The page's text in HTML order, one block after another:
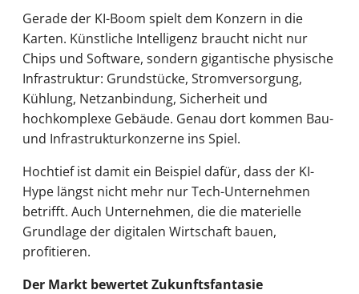
Gerade der KI-Boom spielt dem Konzern in die
Karten. Künstliche Intelligenz braucht nicht nur
Chips und Software, sondern gigantische physische
Infrastruktur: Grundstücke, Stromversorgung,
Kühlung, Netzanbindung, Sicherheit und
hochkomplexe Gebäude. Genau dort kommen Bau-
und Infrastrukturkonzerne ins Spiel.
Hochtief ist damit ein Beispiel dafür, dass der KI-
Hype längst nicht mehr nur Tech-Unternehmen
betrifft. Auch Unternehmen, die die materielle
Grundlage der digitalen Wirtschaft bauen,
profitieren.
Der Markt bewertet Zukunftsfantasie